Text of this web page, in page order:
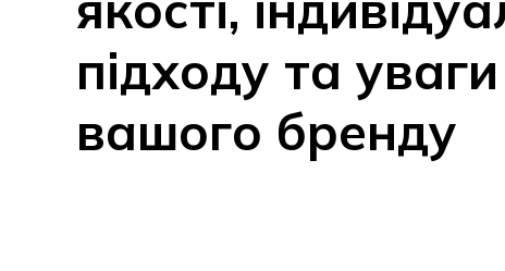
підходу та
вашого бренду